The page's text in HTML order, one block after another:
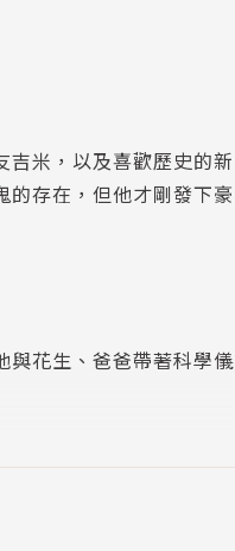
米，以及喜歡歷史的新
存在，但他才剛發下豪
花生、爸爸帶著科學儀